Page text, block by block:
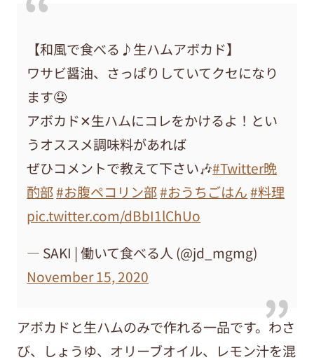
【和風で食べる♪生ハムアボカド】
ワサビ醤油、さっぱりしていてクセになり
ます🤤
アボカド✕生ハムにコレをかけるよ！とい
うオススメ調味料があれば
ぜひコメントで教えて下さい🎶#Twitter晩
酌部#お腹ペコリン部#おうちごはん#料理
pic.twitter.com/dBbI1lChUo
— SAKI | 働いて食べる人 (@jd_mgmg)
November 15, 2020
アボカドと生ハムのみで作れる一品です。わさ
び、しょうゆ、オリーブオイル、レモン汁を混